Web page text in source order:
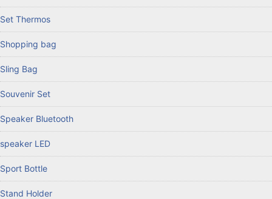
Set Thermos
Shopping bag
Sling Bag
Souvenir Set
Speaker Bluetooth
speaker LED
Sport Bottle
Stand Holder